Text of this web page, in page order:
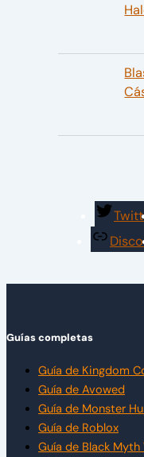
Guías completas
Guía de Kingdom
Guía de Avowed
Guía de Monster
Guía de Roblox
Guía de Black Myth